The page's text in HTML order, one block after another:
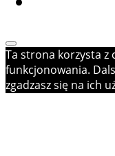
Ta strona korzysta z
funkcjonowania.
zgadzasz się na ich